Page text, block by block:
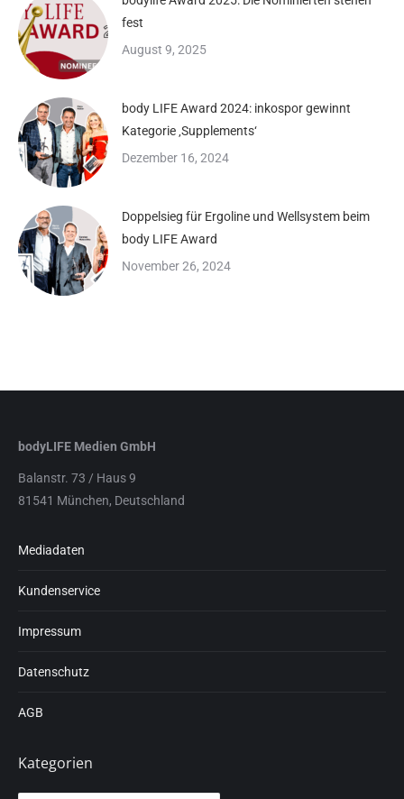
fest
August 9, 2025
body LIFE Award 2024: inkospor gewinnt
Kategorie ‚Supplements‘
Dezember 16, 2024
Doppelsieg für Ergoline und Wellsystem beim
body LIFE Award
November 26, 2024
bodyLIFE Medien GmbH
Balanstr. 73 / Haus 9
81541 München, Deutschland
Mediadaten
Kundenservice
Impressum
Datenschutz
AGB
Kategorien